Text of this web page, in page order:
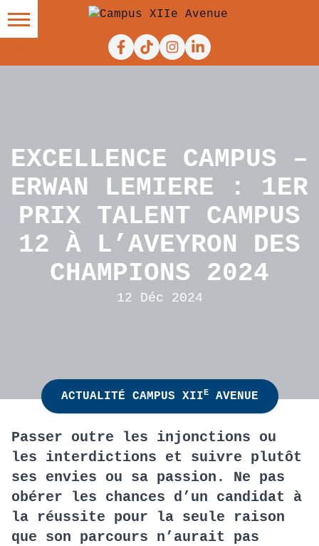
Facebook
TiktokInstagram
Linkedin
EXCELLENCE CAMPUS –
ERWAN LEMIERE : 1ER
PRIX TALENT CAMPUS
12 À L’AVEYRON DES
CHAMPIONS 2024
12 Déc 2024
ACTUALITÉ CAMPUS XIIEAVENUE
Passer outre les injonctions ou
les interdictions et suivre plutôt
ses envies ou sa passion. Ne pas
obérer les chances d’un candidat à
la réussite pour la seule raison
que son parcours n’aurait pas